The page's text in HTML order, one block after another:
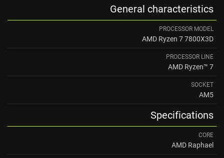
General characteristics
PROCESSOR MODEL
AMD Ryzen 7 7800X3D
PROCESSOR LINE
AMD Ryzen™ 7
SOCKET
AM5
Specifications
CORE
AMD Raphael